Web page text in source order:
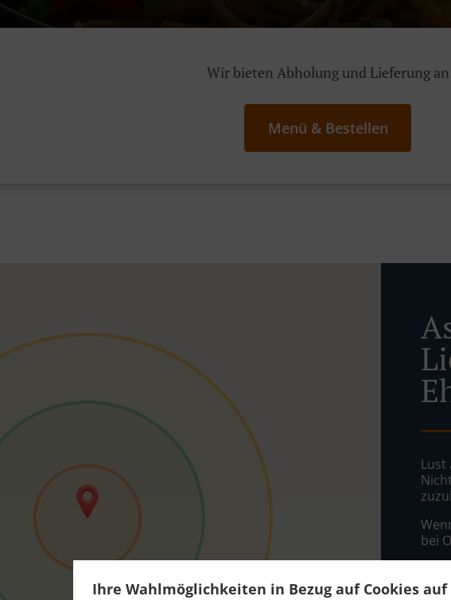
Ihre Wahlmöglichkeiten in Bezug auf Cookies
Wir bieten Abholung und Lieferung an
Menü & Bestellen
Lust
bei